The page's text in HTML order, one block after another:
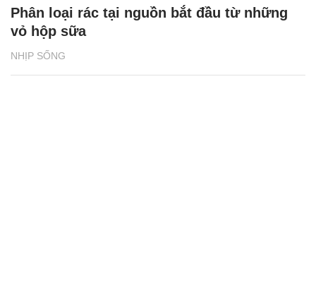
NHỊP SỐNG
Phân loại rác tại nguồn bắt đầu từ những
vỏ hộp sữa